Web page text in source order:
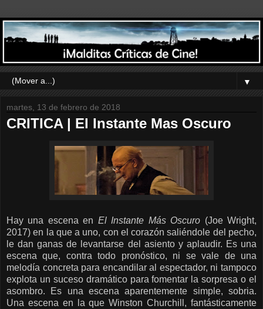
▼
martes, 13 de febrero de 2018
CRITICA | El Instante Mas Oscuro
Hay una escena en El Instante Más Oscuro (Joe Wright,
2017) en la que a uno, con el corazón saliéndole del pecho,
le dan ganas de levantarse del asiento y aplaudir. Es una
escena que, contra todo pronóstico, ni se vale de una
melodía concreta para encandilar al espectador, ni tampoco
explota un suceso dramático para fomentar la sorpresa o el
asombro. Es una escena aparentemente simple, sobria.
Una escena en la que Winston Churchill, fantásticamente